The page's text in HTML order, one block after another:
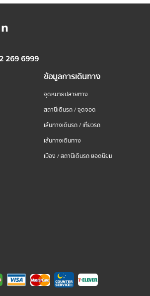
269 6999
ข้อมูลการเดินทาง
จุดหมายปลายทาง
สถานีเดินรถ / จุดจอด
เส้นทางเดินรถ / เที่ยวรถ
เส้นทางเดินทาง
เมือง / สถานีเดินรถ ยอดนิยม